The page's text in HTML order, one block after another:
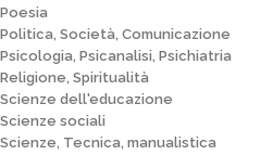
Poesia
Politica, Società, Comunicazione
Psicologia, Psicanalisi, Psichiatria
Religione, Spiritualità
Scienze dell'educazione
Scienze sociali
Scienze, Tecnica, manualistica